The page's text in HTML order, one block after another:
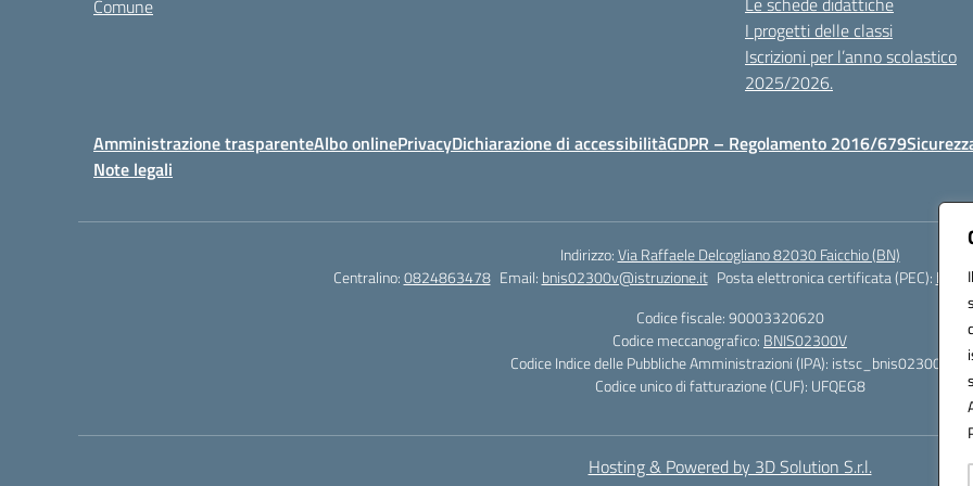
Comune
I progetti delle classi
Iscrizioni per l’anno scolastico
2025/2026.
Amministrazione trasparenteAlbo onlinePrivacyDichiarazione di accessibilitàGDPR – Regolamento 2016/679
Note legali
Indirizzo:Via Raffaele Delcogliano 82030 Faicchio (BN)
Centralino:0824863478 Email: bnis02300v@istruzione.it Posta elettronica certificata (PEC):
Codice fiscale: 90003320620
Codice meccanografico: BNIS02300V
Codice Indice delle Pubbliche Amministrazioni (IPA): istsc_bnis02300v
Codice unico di fatturazione (CUF): UFQEG8
Hosting & Powered by 3D Solution S.r.l.